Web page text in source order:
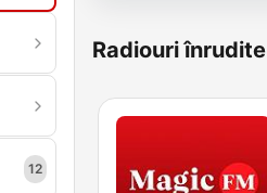
12
Radiouri înrudite